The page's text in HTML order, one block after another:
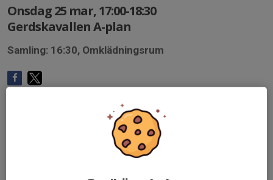
Onsdag 25 mar, 17:00-18:30
Gerdskavallen A-plan
Samling: 16:30, Omklädningsrum